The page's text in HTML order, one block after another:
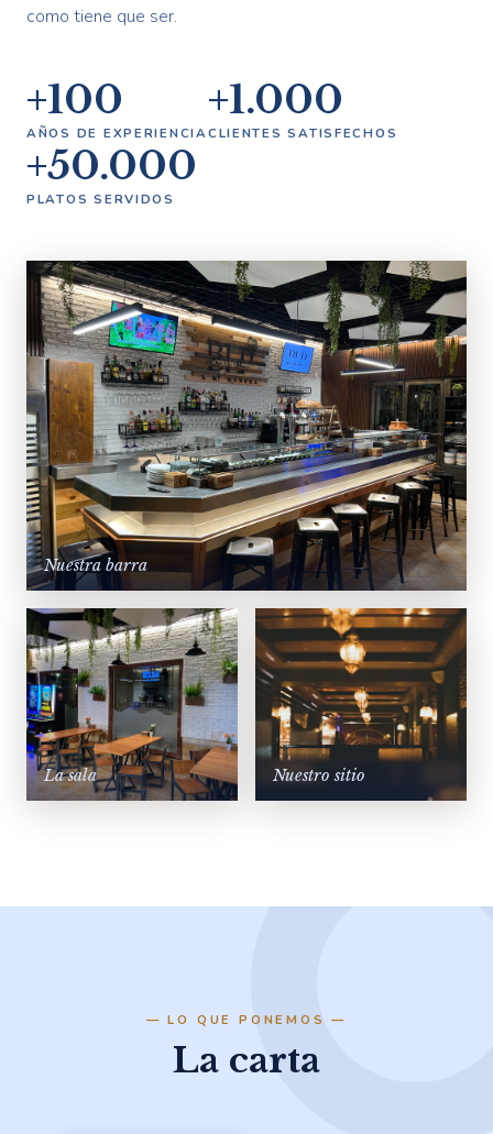
como tiene que ser.
+100
AÑOS DE EXPERIENCIA
+1.000
CLIENTES SATISFECHOS
+50.000
PLATOS SERVIDOS
Nuestra barra
La sala Nuestro sitio
— LO QUE PONEMOS —
La carta